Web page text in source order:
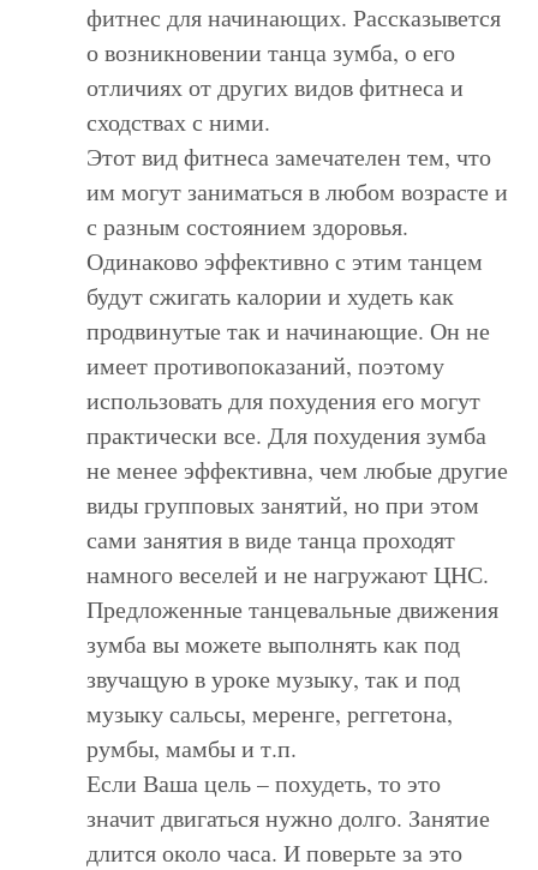
фитнес для начинающих. Рассказывется
о возникновении танца зумба, о его
отличиях от других видов фитнеса и
сходствах с ними.
Этот вид фитнеса замечателен тем, что
им могут заниматься в любом возрасте и
с разным состоянием здоровья.
Одинаково эффективно с этим танцем
будут сжигать калории и худеть как
продвинутые так и начинающие. Он не
имеет противопоказаний, поэтому
использовать для похудения его могут
практически все. Для похудения зумба
не менее эффективна, чем любые другие
виды групповых занятий, но при этом
сами занятия в виде танца проходят
намного веселей и не нагружают ЦНС.
Предложенные танцевальные движения
зумба вы можете выполнять как под
звучащую в уроке музыку, так и под
музыку сальсы, меренге, реггетона,
румбы, мамбы и т.п.
Если Ваша цель – похудеть, то это
значит двигаться нужно долго. Занятие
длится около часа. И поверьте за это